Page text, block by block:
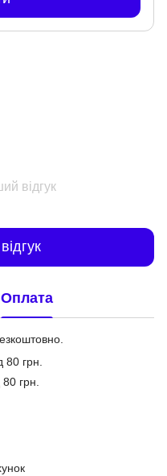
відгук
Оплата
грн.
грн.